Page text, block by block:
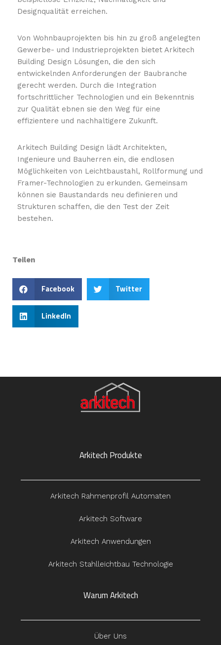
Designqualität erreichen.
Von Wohnbauprojekten bis hin zu groß angelegten
Gewerbe- und Industrieprojekten bietet Arkitech
Building Design Lösungen, die den sich
entwickelnden Anforderungen der Baubranche
gerecht werden. Durch die Integration
fortschrittlicher Technologien und ein Bekenntnis
zur Qualität ebnen sie den Weg für eine
effizientere und nachhaltigere Zukunft.
Arkitech Building Design lädt Architekten,
Ingenieure und Bauherren ein, die endlosen
Möglichkeiten von Leichtbaustahl, Rollformung und
Framer-Technologien zu erkunden. Gemeinsam
können sie Baustandards neu definieren und
Strukturen schaffen, die den Test der Zeit
bestehen.
Teilen
Facebook Twitter
LinkedIn
Arkitech Produkte
Arkitech Rahmenprofil Automaten
Arkitech Software
Arkitech Anwendungen
Arkitech Stahlleichtbau Technologie
Warum Arkitech
Über Uns